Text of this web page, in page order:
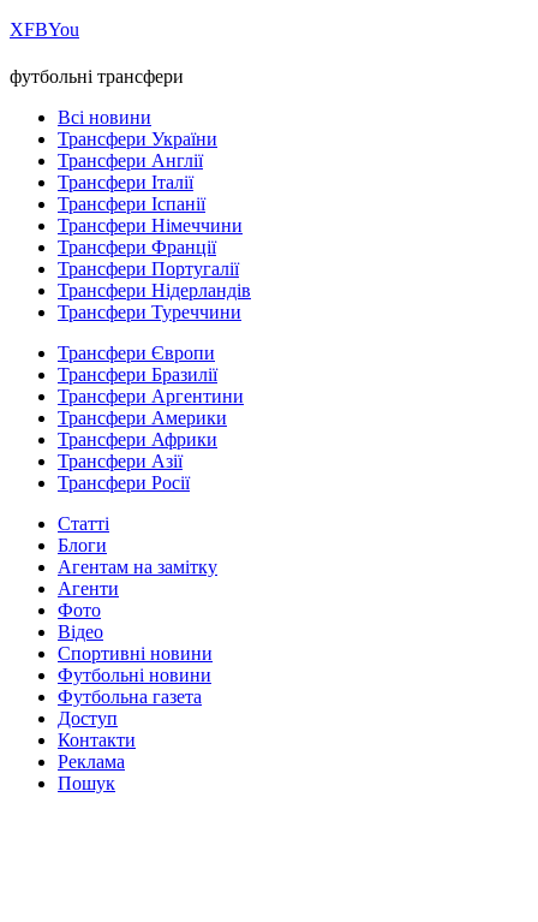
ХFBYou
футбольні трансфери
Всі новини
Трансфери України
Трансфери Англії
Трансфери Італії
Трансфери Іспанії
Трансфери Німеччини
Трансфери Франції
Трансфери Португалії
Трансфери Нідерландів
Трансфери Туреччини
Трансфери Європи
Трансфери Бразилії
Трансфери Аргентини
Трансфери Америки
Трансфери Африки
Трансфери Азії
Трансфери Росії
Статті
Блоги
Агентам на замітку
Агенти
Фото
Відео
Спортивні новини
Футбольні новини
Футбольна газета
Доступ
Контакти
Реклама
Пошук